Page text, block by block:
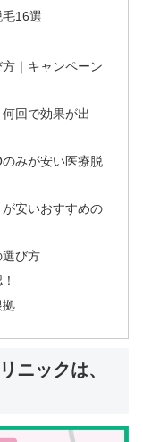
16選
｜キャンペーン
回で効果が出
みが安い医療脱
安いおすすめの
び方
拠
ニックは、